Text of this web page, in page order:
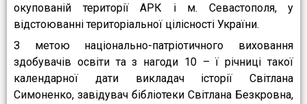
окупованій території АРК і м. Севастополя, у
відстоюванні територіальної цілісності України.
З метою національно-патріотичного виховання
здобувачів освіти та з нагоди 10 – ї річниці такої
календарної дати викладач історії Світлана
Симоненко, завідувач бібліотеки Світлана Безкровна,